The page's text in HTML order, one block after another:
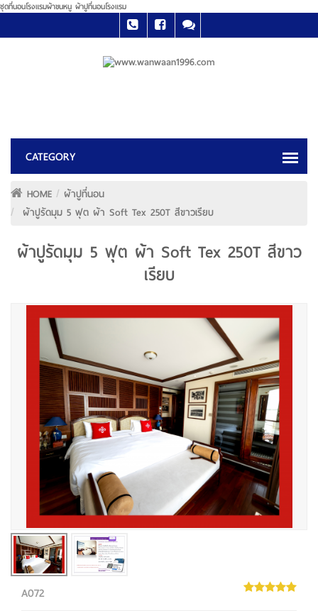
ชุดที่นอนโรงแรมผ้าขนหนู ผ้าปูที่นอนโรงแรม
HOME
ผ้าปูที่นอน
ผ้าปูรัดมุม 5 ฟุต ผ้า Soft Tex 250T สีขาวเรียบ
ผ้าปูรัดมุม 5 ฟุต ผ้า Soft Tex 250T สีขาว
เรียบ
A072